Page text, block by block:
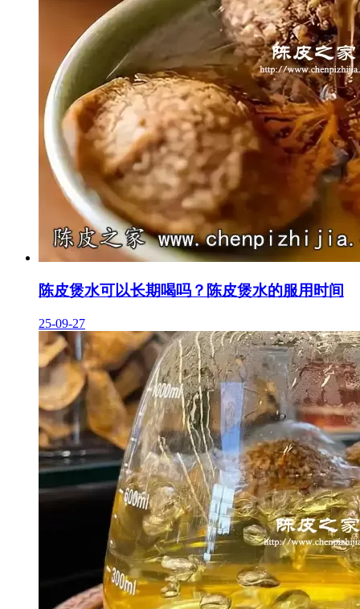
陈皮煲水可以长期喝吗？陈皮煲水的服用时间
25-09-27